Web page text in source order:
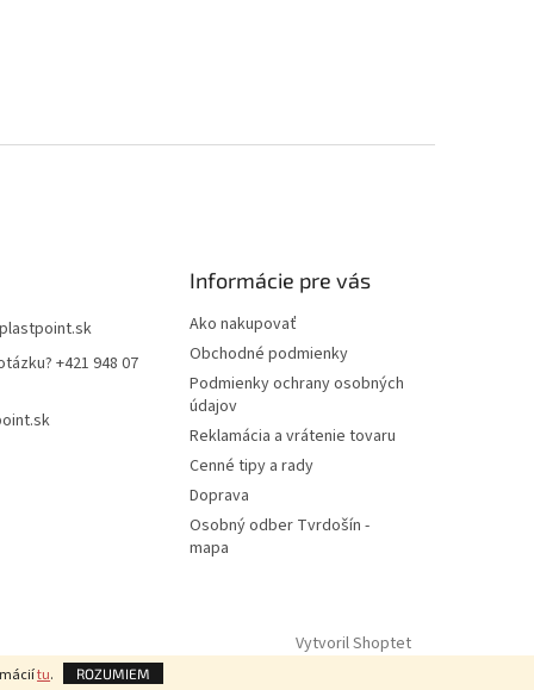
tu. ROZUMIEM
plastpoint.sk
+421 948 07
Informácie pre vás
Ako nakupovať
Obchodné podmienky
Podmienky ochrany osobných
údajov
Reklamácia a vrátenie tovaru
Cenné tipy a rady
Doprava
Osobný odber Tvrdošín -
mapa
Vytvoril Shoptet